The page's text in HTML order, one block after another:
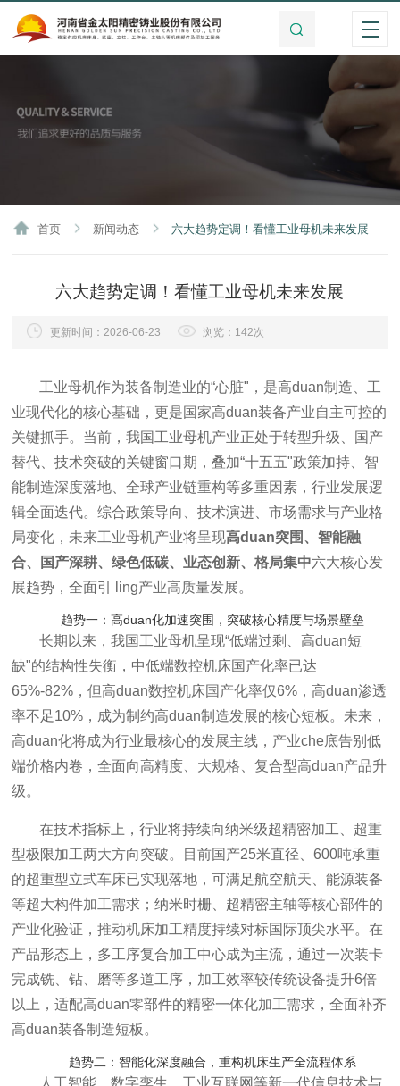
首页 新闻动态 六大趋势定调！看懂工业母机未来发展
六大趋势定调！看懂工业母机未来发展
更新时间：2026-06-23 浏览：142次
工业母机作为装备制造业的“心脏"，是高duan制造、工
业现代化的核心基础，更是国家高duan装备产业自主可控的
关键抓手。当前，我国工业母机产业正处于转型升级、国产
替代、技术突破的关键窗口期，叠加“十五五"政策加持、智
能制造深度落地、全球产业链重构等多重因素，行业发展逻
辑全面迭代。综合政策导向、技术演进、市场需求与产业格
局变化，未来工业母机产业将呈现高duan突围、智能融
合、国产深耕、绿色低碳、业态创新、格局集中六大核心发
展趋势，全面引 ling产业高质量发展。
趋势一：高duan化加速突围，突破核心精度与场景壁垒
长期以来，我国工业母机呈现“低端过剩、高duan短
缺"的结构性失衡，中低端数控机床国产化率已达
65%-82%，但高duan数控机床国产化率仅6%，高duan渗透
率不足10%，成为制约高duan制造发展的核心短板。未来，
高duan化将成为行业最核心的发展主线，产业che底告别低
端价格内卷，全面向高精度、大规格、复合型高duan产品升
级。
在技术指标上，行业将持续向纳米级超精密加工、超重
型极限加工两大方向突破。目前国产25米直径、600吨承重
的超重型立式车床已实现落地，可满足航空航天、能源装备
等超大构件加工需求；纳米时栅、 超精密主轴等核心部件的
产业化验证，推动机床加工精度持续对标国际顶尖水平。在
产品形态上，多工序复合加工中心成为主流，通过一次装卡
完成铣、钻、磨等多道工序，加工效率较传统设备提升6倍
以上，适配高duan零部件的精密一体化加工需求，全面补齐
高duan装备制造短板。
趋势二：智能化深度融合，重构机床生产全流程体系
人工智能、数字孪生、工业互联网等新一代信息技术与